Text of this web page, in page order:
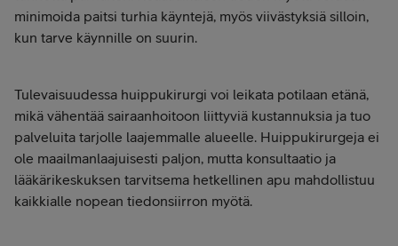
minimoida paitsi turhia käyntejä, myös viivästyksiä silloin,
kun tarve käynnille on suurin.
Tulevaisuudessa huippukirurgi voi leikata potilaan etänä,
mikä vähentää sairaanhoitoon liittyviä kustannuksia ja tuo
palveluita tarjolle laajemmalle alueelle. Huippukirurgeja ei
ole maailmanlaajuisesti paljon, mutta konsultaatio ja
lääkärikeskuksen tarvitsema hetkellinen apu mahdollistuu
kaikkialle nopean tiedonsiirron myötä.